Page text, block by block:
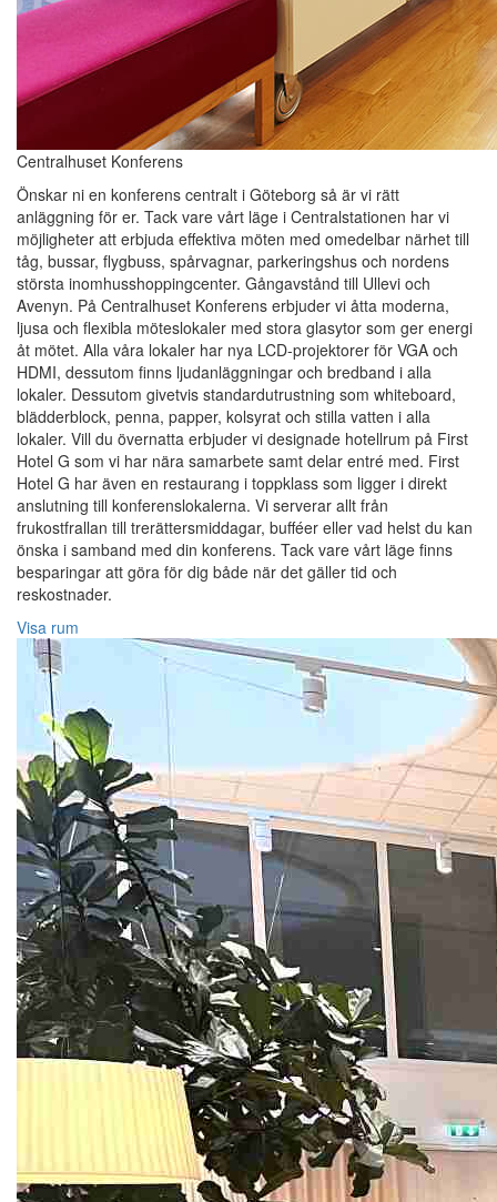
Centralhuset Konferens
Önskar ni en konferens centralt i Göteborg så är vi rätt
anläggning för er. Tack vare vårt läge i Centralstationen har vi
möjligheter att erbjuda effektiva möten med omedelbar närhet till
tåg, bussar, flygbuss, spårvagnar, parkeringshus och nordens
största inomhusshoppingcenter. Gångavstånd till Ullevi och
Avenyn. På Centralhuset Konferens erbjuder vi åtta moderna,
ljusa och flexibla möteslokaler med stora glasytor som ger energi
åt mötet. Alla våra lokaler har nya LCD-projektorer för VGA och
HDMI, dessutom finns ljudanläggningar och bredband i alla
lokaler. Dessutom givetvis standardutrustning som whiteboard,
blädderblock, penna, papper, kolsyrat och stilla vatten i alla
lokaler. Vill du övernatta erbjuder vi designade hotellrum på First
Hotel G som vi har nära samarbete samt delar entré med. First
Hotel G har även en restaurang i toppklass som ligger i direkt
anslutning till konferenslokalerna. Vi serverar allt från
frukostfrallan till trerättersmiddagar, bufféer eller vad helst du kan
önska i samband med din konferens. Tack vare vårt läge finns
besparingar att göra för dig både när det gäller tid och
reskostnader.
Visa rum